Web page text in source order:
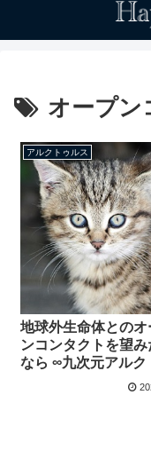
オープン
アルクトゥルス
地球外生命体とのオ
ンコンタクトを望み
なら ∞九次元アルク
ス評議会、チャネリ